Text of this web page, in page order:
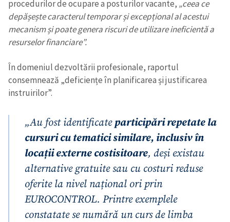
procedurilor de ocupare a posturilor vacante, „ceea ce
depășește caracterul temporar și excepțional al acestui
mecanism și poate genera riscuri de utilizare ineficientă a
resurselor financiare”.
În domeniul dezvoltării profesionale, raportul
consemnează „deficiențe în planificarea și justificarea
instruirilor”.
„Au fost identificateparticipări repetate la
cursuri cu tematici similare, inclusiv în
locații externe costisitoare, deși existau
alternative gratuite sau cu costuri reduse
oferite la nivel național ori prin
EUROCONTROL. Printre exemplele
constatate se numără un curs de limba